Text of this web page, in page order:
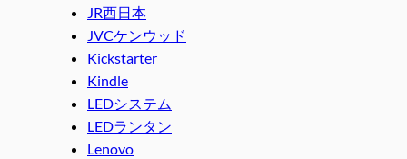
JR西日本
JVCケンウッド
Kickstarter
Kindle
LEDシステム
LEDランタン
Lenovo